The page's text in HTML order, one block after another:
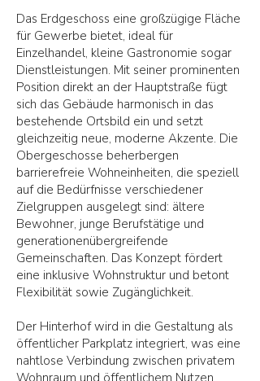
Das Erdgeschoss eine großzügige Fläche
für Gewerbe bietet, ideal für
Einzelhandel, kleine Gastronomie sogar
Dienstleistungen. Mit seiner prominenten
Position direkt an der Hauptstraße fügt
sich das Gebäude harmonisch in das
bestehende Ortsbild ein und setzt
gleichzeitig neue, moderne Akzente. Die
Obergeschosse beherbergen
barrierefreie Wohneinheiten, die speziell
auf die Bedürfnisse verschiedener
Zielgruppen ausgelegt sind: ältere
Bewohner, junge Berufstätige und
generationenübergreifende
Gemeinschaften. Das Konzept fördert
eine inklusive Wohnstruktur und betont
Flexibilität sowie Zugänglichkeit.
Der Hinterhof wird in die Gestaltung als
öffentlicher Parkplatz integriert, was eine
nahtlose Verbindung zwischen privatem
Wohnraum und öffentlichem Nutzen